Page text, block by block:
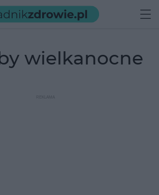
wielkanocne